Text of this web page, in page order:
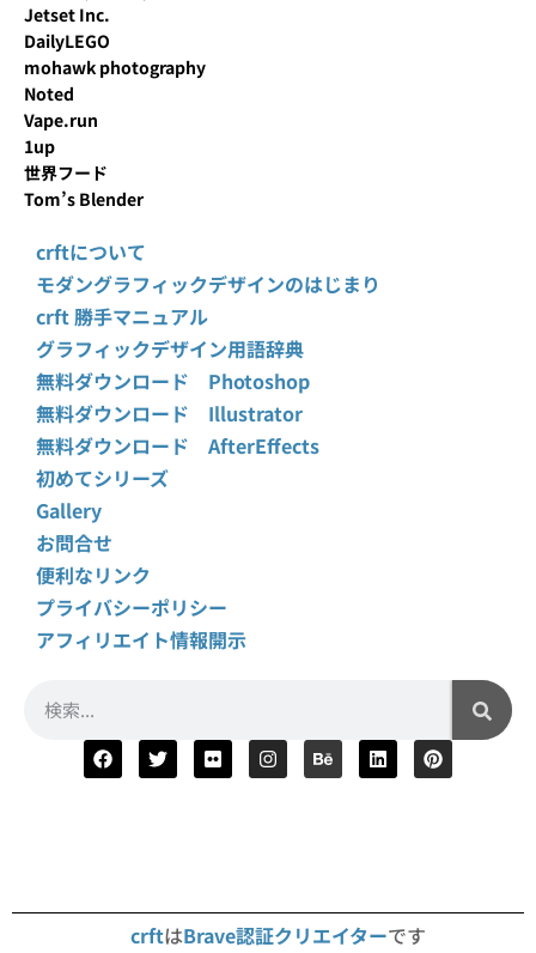
Jetset Inc.
DailyLEGO
mohawk photography
Noted
Vape.run
1up
世界フード
Tom’s Blender
crftについて
モダングラフィックデザインのはじまり
crft 勝手マニュアル
グラフィックデザイン用語辞典
無料ダウンロード Photoshop
無料ダウンロード Illustrator
無料ダウンロード AfterEffects
初めてシリーズ
Gallery
お問合せ
便利なリンク
プライバシーポリシー
アフィリエイト情報開示
crftはBrave認証クリエイターです